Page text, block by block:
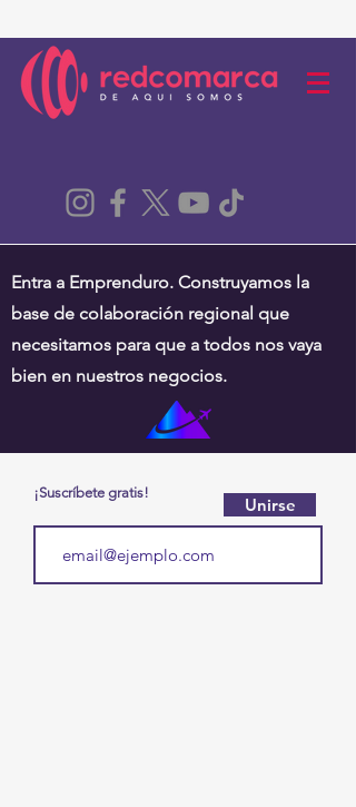
Entra a Emprenduro. Construyamos la
base de colaboración regional que
necesitamos para que a todos nos vaya
bien en nuestros negocios.
¡Suscríbete gratis!
Unirse